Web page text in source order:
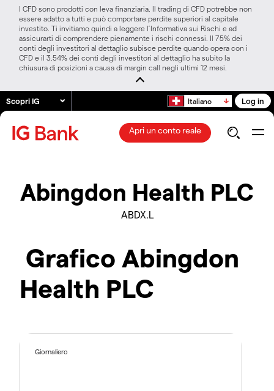
I CFD sono prodotti con leva finanziaria. Il trading di CFD potrebbe non
essere adatto a tutti e può comportare perdite superiori al capitale
investito. Ti invitiamo quindi a leggere l’Informativa sui Rischi e ad
assicurarti di comprendere pienamente i rischi connessi. Il 75% dei
conti degli investitori al dettaglio subisce perdite quando opera con i
CFD e il 3.54% dei conti degli investitori al dettaglio ha subito la
chiusura di posizioni a causa di margin call negli ultimi 12 mesi.
Scopri IG Italiano Log in
Apri un conto reale
Abingdon Health PLC
ABDX.L
Grafico Abingdon
Health PLC
Giornaliero